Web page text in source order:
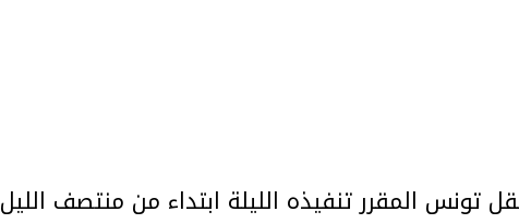
تونس المقرر تنفيذه الليلة ابتداء من منتصف الليل